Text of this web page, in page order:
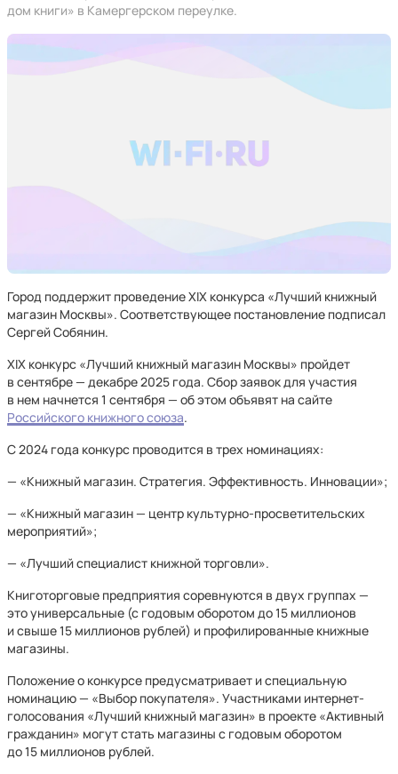
дом книги» в Камергерском переулке.
Город поддержит проведение XIX конкурса «Лучший книжный
магазин Москвы». Соответствующее постановление подписал
Сергей Собянин.
XIX конкурс «Лучший книжный магазин Москвы» пройдет
в сентябре — декабре 2025 года. Сбор заявок для участия
в нем начнется 1 сентября — об этом объявят на сайте
Российского книжного союза.
С 2024 года конкурс проводится в трех номинациях:
— «Книжный магазин. Стратегия. Эффективность. Инновации»;
— «Книжный магазин — центр культурно-просветительских
мероприятий»;
— «Лучший специалист книжной торговли».
Книготорговые предприятия соревнуются в двух группах —
это универсальные (с годовым оборотом до 15 миллионов
и свыше 15 миллионов рублей) и профилированные книжные
магазины.
Положение о конкурсе предусматривает и специальную
номинацию — «Выбор покупателя». Участниками интернет-
голосования «Лучший книжный магазин» в проекте «Активный
гражданин» могут стать магазины с годовым оборотом
до 15 миллионов рублей.